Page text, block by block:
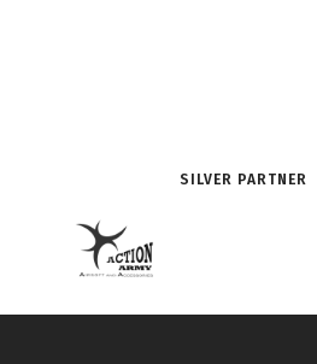
SILVER PARTNER